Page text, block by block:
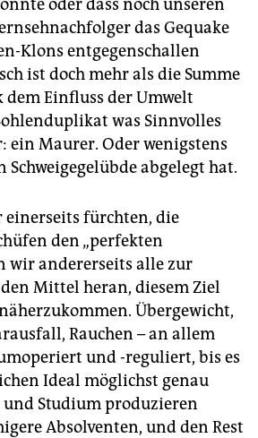
oder dass noch unseren
das Gequake
Klons entgegenschallen
ist doch mehr als die Summe
dem Einfluss der Umwelt
was Sinnvolles
ein Maurer. Oder wenigstens
Schweigegelübde abgelegt hat.
fürchten, die
den „perfekten
wir andererseits alle zur
Mittel heran, diesem Ziel
Übergewicht,
Rauchen – an allem
und -reguliert, bis es
Ideal möglichst genau
und Studium produzieren
Absolventen, und den Rest